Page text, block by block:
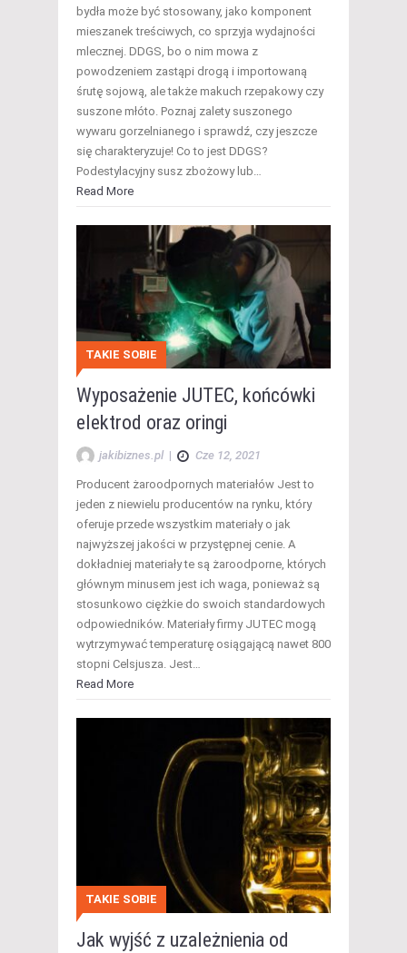
bydła może być stosowany, jako komponent
mieszanek treściwych, co sprzyja wydajności
mlecznej. DDGS, bo o nim mowa z
powodzeniem zastąpi drogą i importowaną
śrutę sojową, ale także makuch rzepakowy czy
suszone młóto. Poznaj zalety suszonego
wywaru gorzelnianego i sprawdź, czy jeszcze
się charakteryzuje! Co to jest DDGS?
Podestylacyjny susz zbożowy lub…
Read More
TAKIE SOBIE
Wyposażenie JUTEC, końcówki
elektrod oraz oringi
jakibiznes.pl | Cze 12, 2021
Producent żaroodpornych materiałów Jest to
jeden z niewielu producentów na rynku, który
oferuje przede wszystkim materiały o jak
najwyższej jakości w przystępnej cenie. A
dokładniej materiały te są żaroodporne, których
głównym minusem jest ich waga, ponieważ są
stosunkowo ciężkie do swoich standardowych
odpowiedników. Materiały firmy JUTEC mogą
wytrzymywać temperaturę osiągającą nawet 800
stopni Celsjusza. Jest…
Read More
TAKIE SOBIE
Jak wyjść z uzależnienia od